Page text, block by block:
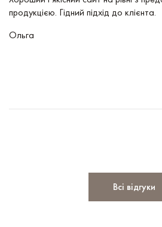
продукцією. Гідний підхід до клієнта.
Ольга
Всі відгуки